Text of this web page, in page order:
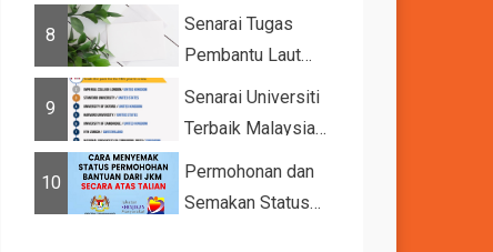
Recruitment
8
Senarai Tugas
Pembantu Laut
Gred A1
9
Senarai Universiti
Terbaik Malaysia
dan Dunia Tahun
2026 &#82...
10
Permohonan dan
Semakan Status